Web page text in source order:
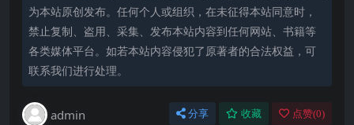
为本站原创发布。任何个人或组织，在未征得本站同意时，
禁止复制、盗用、采集、发布本站内容到任何网站、书籍等
各类媒体平台。如若本站内容侵犯了原著者的合法权益，可
联系我们进行处理。
admin 分享 收藏 点赞(0)